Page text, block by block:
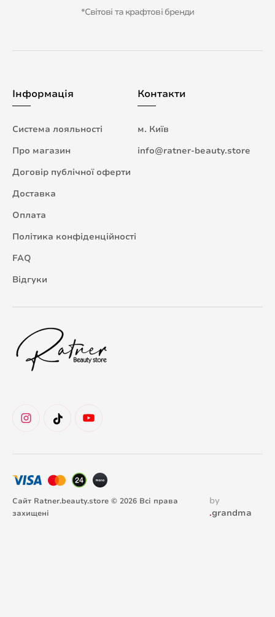
*Світові та крафтові бренди
Інформація
Система лояльності
Про магазин
Договір публічної оферти
Доставка
Оплата
Політика конфіденційності
FAQ
Відгуки
Контакти
м. Київ
info@ratner-beauty.store
Сайт Ratner.beauty.store © 2026 Всі права
захищені
by
.grandma